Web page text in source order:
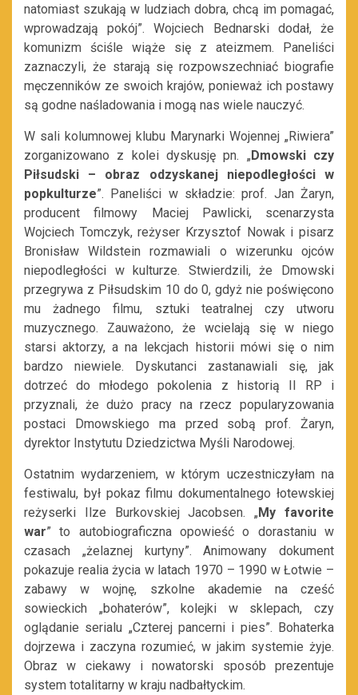
natomiast szukają w ludziach dobra, chcą im pomagać,
wprowadzają pokój”. Wojciech Bednarski dodał, że
komunizm ściśle wiąże się z ateizmem. Paneliści
zaznaczyli, że starają się rozpowszechniać biografie
męczenników ze swoich krajów, ponieważ ich postawy
są godne naśladowania i mogą nas wiele nauczyć.
W sali kolumnowej klubu Marynarki Wojennej „Riwiera”
zorganizowano z kolei dyskusję pn. „ Dmowski czy
Piłsudski – obraz odzyskanej niepodległości w
popkulturze”. Paneliści w składzie: prof. Jan Żaryn,
producent filmowy Maciej Pawlicki, scenarzysta
Wojciech Tomczyk, reżyser Krzysztof Nowak i pisarz
Bronisław Wildstein rozmawiali o wizerunku ojców
niepodległości w kulturze. Stwierdzili, że Dmowski
przegrywa z Piłsudskim 10 do 0, gdyż nie poświęcono
mu żadnego filmu, sztuki teatralnej czy utworu
muzycznego. Zauważono, że wcielają się w niego
starsi aktorzy, a na lekcjach historii mówi się o nim
bardzo niewiele. Dyskutanci zastanawiali się, jak
dotrzeć do młodego pokolenia z historią II RP i
przyznali, że dużo pracy na rzecz popularyzowania
postaci Dmowskiego ma przed sobą prof. Żaryn,
dyrektor Instytutu Dziedzictwa Myśli Narodowej.
Ostatnim wydarzeniem, w którym uczestniczyłam na
festiwalu, był pokaz filmu dokumentalnego łotewskiej
reżyserki Ilze Burkovskiej Jacobsen. „ My favorite
war” to autobiograficzna opowieść o dorastaniu w
czasach „żelaznej kurtyny”. Animowany dokument
pokazuje realia życia w latach 1970 – 1990 w Łotwie –
zabawy w wojnę, szkolne akademie na cześć
sowieckich „bohaterów”, kolejki w sklepach, czy
oglądanie serialu „Czterej pancerni i pies”. Bohaterka
dojrzewa i zaczyna rozumieć, w jakim systemie żyje.
Obraz w ciekawy i nowatorski sposób prezentuje
system totalitarny w kraju nadbałtyckim.